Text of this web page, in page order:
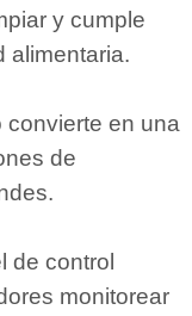
y cumple
alimentaria.
convierte en una
de
de control
monitorear